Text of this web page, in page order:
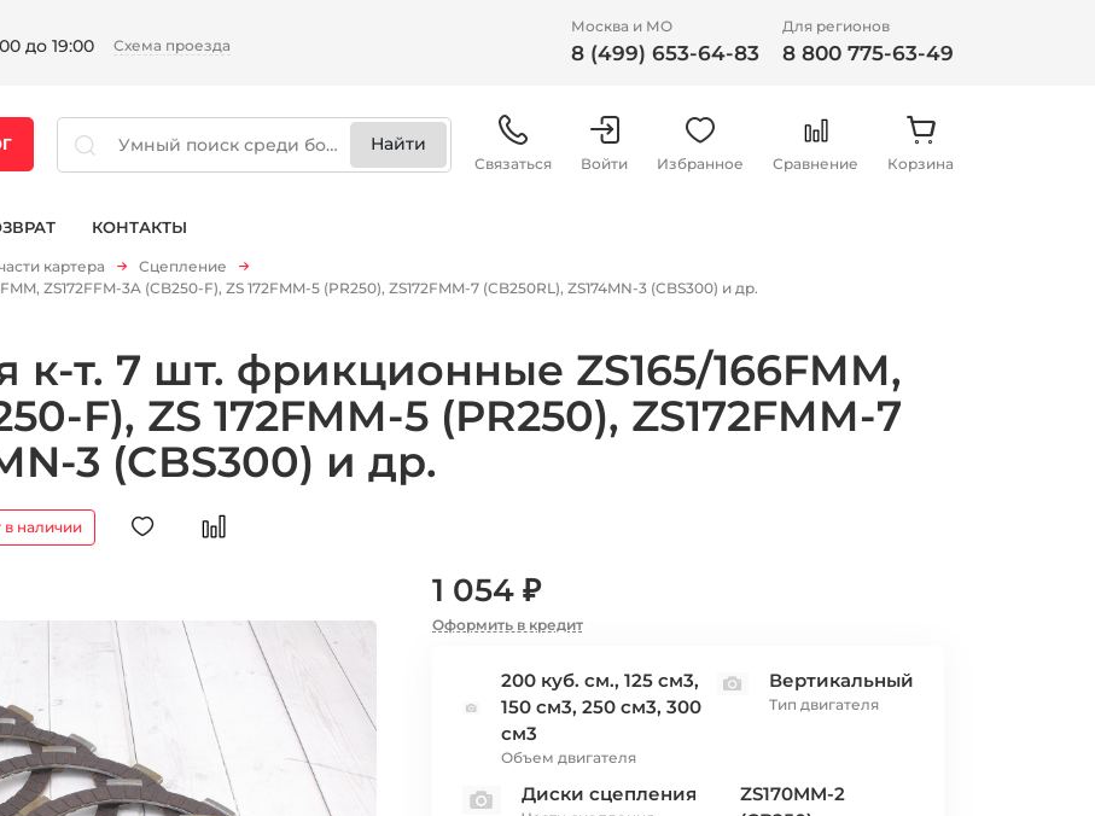
до 19:00 Схема проезда
Москва и МО
8 (499) 653-64-83
Для регионов
8 800 775-63-49
Связаться Войти Избранное Сравнение Корзина
КОНТАКТЫ
картера
Сцепление
ZS172FFM-3A (CB250-F), ZS 172FMM-5 (PR250), ZS172FMM-7 (CB250RL), ZS174MN-3 (CBS300) и др.
т. 7 шт. фрикционные ZS165/166FMM,
F), ZS 172FMM-5 (PR250), ZS172FMM-7
3 (CBS300) и др.
в наличии
1 054 ₽
Оформить в кредит
200 куб. см., 125 см3,
150 см3, 250 см3, 300
см3
Объем двигателя
Вертикальный
Тип двигателя
Диски сцепления
ZS170MM-2